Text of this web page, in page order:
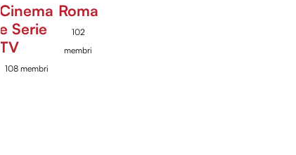
Cinema
e Serie
TV
108 membri
Roma
102
membri